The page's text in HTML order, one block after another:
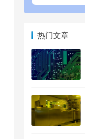
热门文章